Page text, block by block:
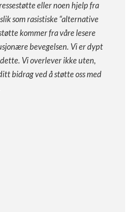
eller noen hjelp fra
som rasistiske “alternative
kommer fra våre lesere
bevegelsen. Vi er dypt
Vi overlever ikke uten,
bidrag ved å støtte oss med